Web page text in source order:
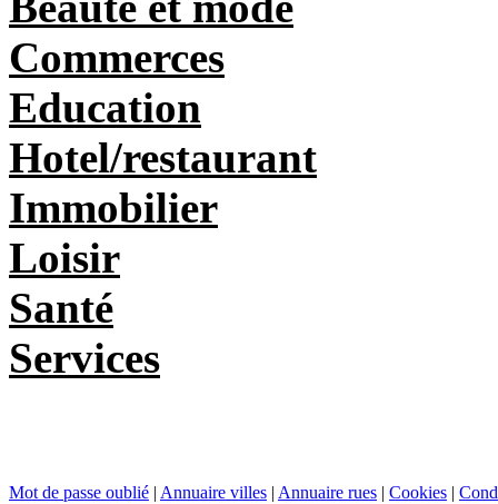
Commerces
Education
Hotel/restaurant
Immobilier
Loisir
Santé
Services
Mot de passe oublié | Annuaire villes | Annuaire rues | Cookies |